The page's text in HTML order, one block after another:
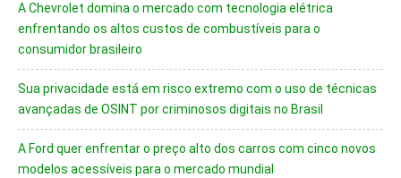
A Chevrolet domina o mercado com tecnologia elétrica
enfrentando os altos custos de combustíveis para o
consumidor brasileiro
Sua privacidade está em risco extremo com o uso de técnicas
avançadas de OSINT por criminosos digitais no Brasil
A Ford quer enfrentar o preço alto dos carros com cinco novos
modelos acessíveis para o mercado mundial